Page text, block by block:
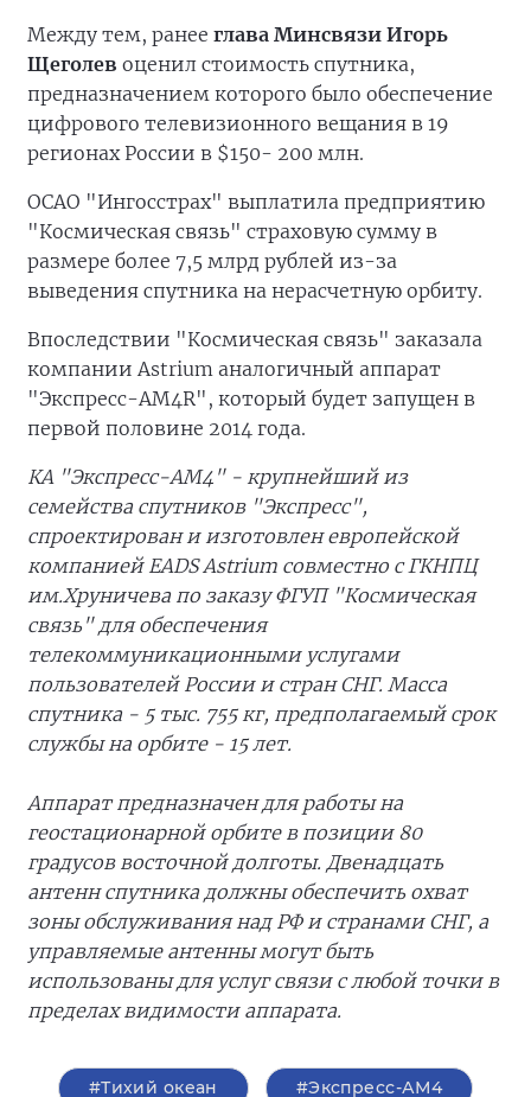
Между тем, ранее глава Минсвязи Игорь
Щеголев оценил стоимость спутника,
предназначением которого было обеспечение
цифрового телевизионного вещания в 19
регионах России в $150- 200 млн.
ОСАО "Ингосстрах" выплатила предприятию
"Космическая связь" страховую сумму в
размере более 7,5 млрд рублей из-за
выведения спутника на нерасчетную орбиту.
Впоследствии "Космическая связь" заказала
компании Astrium аналогичный аппарат
"Экспресс-АМ4R", который будет запущен в
первой половине 2014 года.
КА "Экспресс-АМ4" - крупнейший из
семейства спутников "Экспресс",
спроектирован и изготовлен европейской
компанией EADS Astrium совместно с ГКНПЦ
им.Хруничева по заказу ФГУП "Космическая
связь" для обеспечения
телекоммуникационными услугами
пользователей России и стран СНГ. Масса
спутника - 5 тыс. 755 кг, предполагаемый срок
службы на орбите - 15 лет.
Аппарат предназначен для работы на
геостационарной орбите в позиции 80
градусов восточной долготы. Двенадцать
антенн спутника должны обеспечить охват
зоны обслуживания над РФ и странами СНГ, а
управляемые антенны могут быть
использованы для услуг связи с любой точки в
пределах видимости аппарата.
#Тихий океан #Экспресс-АМ4